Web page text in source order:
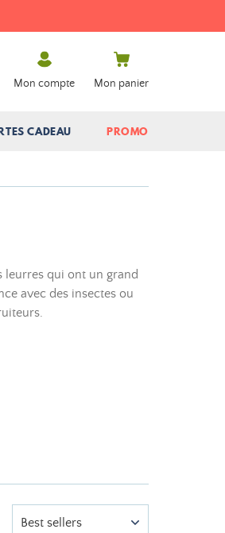
CADEAU PROMO
Mon compte Mon panier
qui ont un grand
avec des insectes ou
Best sellers